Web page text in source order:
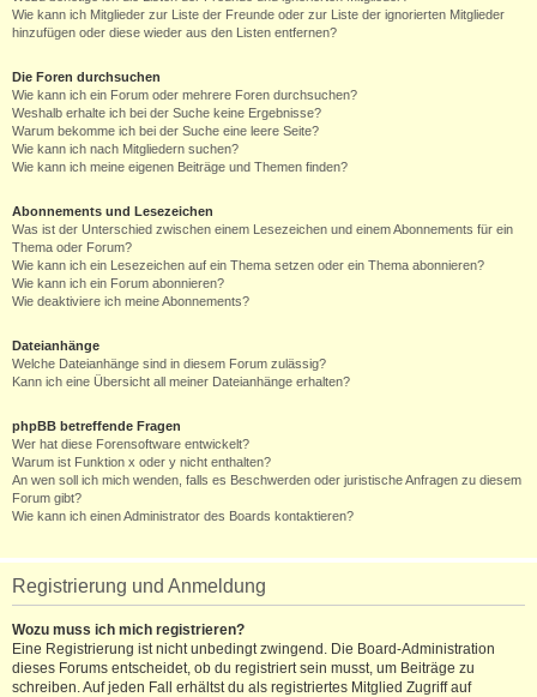
Wie kann ich Mitglieder zur Liste der Freunde oder zur Liste der ignorierten Mitglieder
hinzufügen oder diese wieder aus den Listen entfernen?
Die Foren durchsuchen
Wie kann ich ein Forum oder mehrere Foren durchsuchen?
Weshalb erhalte ich bei der Suche keine Ergebnisse?
Warum bekomme ich bei der Suche eine leere Seite?
Wie kann ich nach Mitgliedern suchen?
Wie kann ich meine eigenen Beiträge und Themen finden?
Abonnements und Lesezeichen
Was ist der Unterschied zwischen einem Lesezeichen und einem Abonnements für ein
Thema oder Forum?
Wie kann ich ein Lesezeichen auf ein Thema setzen oder ein Thema abonnieren?
Wie kann ich ein Forum abonnieren?
Wie deaktiviere ich meine Abonnements?
Dateianhänge
Welche Dateianhänge sind in diesem Forum zulässig?
Kann ich eine Übersicht all meiner Dateianhänge erhalten?
phpBB betreffende Fragen
Wer hat diese Forensoftware entwickelt?
Warum ist Funktion x oder y nicht enthalten?
An wen soll ich mich wenden, falls es Beschwerden oder juristische Anfragen zu diesem
Forum gibt?
Wie kann ich einen Administrator des Boards kontaktieren?
Registrierung und Anmeldung
Wozu muss ich mich registrieren?
Eine Registrierung ist nicht unbedingt zwingend. Die Board-Administration
dieses Forums entscheidet, ob du registriert sein musst, um Beiträge zu
schreiben. Auf jeden Fall erhältst du als registriertes Mitglied Zugriff auf